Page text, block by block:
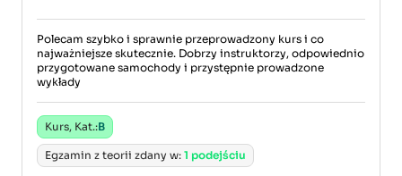
Polecam szybko i sprawnie przeprowadzony kurs i co
najważniejsze skutecznie. Dobrzy instruktorzy, odpowiednio
przygotowane samochody i przystępnie prowadzone
wykłady
Kurs, Kat.:B
Egzamin z teorii zdany w: 1 podejściu